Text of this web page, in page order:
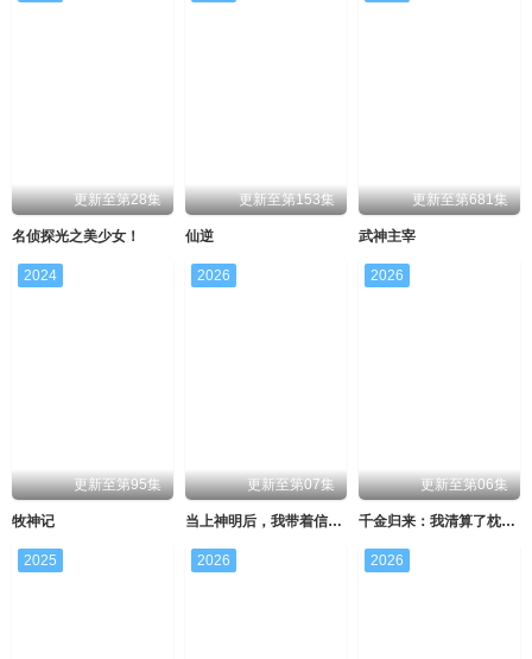
更新至第28集
名侦探光之美少女！
更新至第153集
仙逆
更新至第681集
武神主宰
2024
更新至第95集
牧神记
2026
更新至第07集
当上神明后，我带着信徒干翻了废土
2026
更新至第06集
千金归来：我清算了枕边人
2025 2026 2026